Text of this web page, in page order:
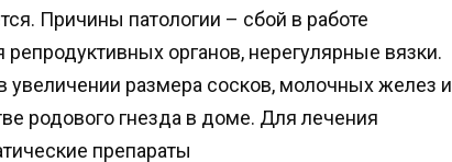
Причины патологии – сбой в работе
органов, нерегулярные вязки.
размера сосков, молочных желез и
родового гнезда в доме. Для лечения
препараты